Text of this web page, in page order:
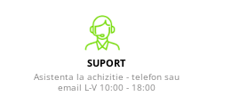
SUPORT
Asistenta la achizitie - telefon sau
email L-V 10:00 - 18:00